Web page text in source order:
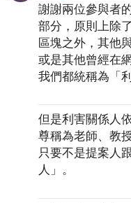
謝謝兩位參與者
部分，原則上除
區塊之外，其他
或是其他曾經在
我們都統稱為「
但是利害關係人
尊稱為老師、教
只要不是提案人
人」。